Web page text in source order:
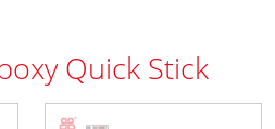
Quick Stick